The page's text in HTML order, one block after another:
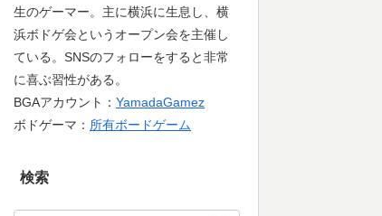
生のゲーマー。主に横浜に生息し、横
浜ボドゲ会というオープン会を主催し
ている。SNSのフォローをすると非常
に喜ぶ習性がある。
BGAアカウント： YamadaGamez
ボドゲーマ： 所有ボードゲーム
検索